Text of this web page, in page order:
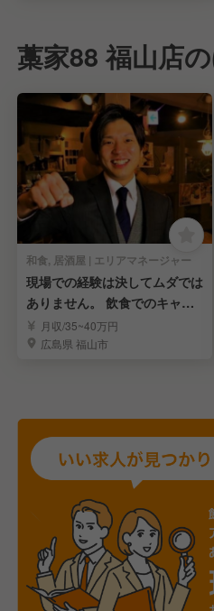
藁家88 福山店
和食, 居酒屋 | エリアマネージャー
現場での経験は決してムダでは
ありません。 飲食でのキャリ
アを考えませんか？
月収/35~40万円
広島県 福山市